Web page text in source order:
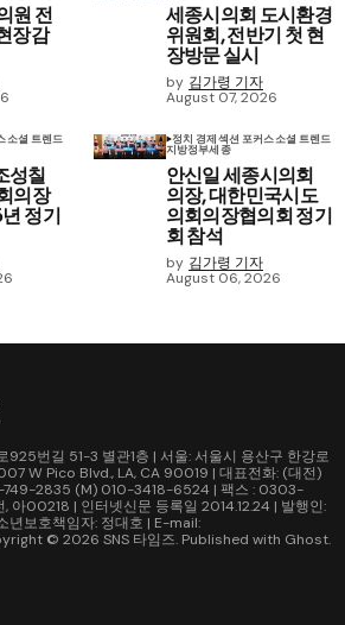
원 전
장감
세종시의회 도시환경
위원회, 전반기 첫 현
장방문 실시
by 김가령 기자
August 07, 2026
소셜 트렌드
성칠
의장
정기
정치 경제섹션 포커스소셜 트렌드
지방정부세종
안신일 세종시의회
의장, 대한민국시도
의회의장협의회 정기
회 참석
by 김가령 기자
August 06, 2026
925번길 51-3 별관1층 | 서울: 서울시 용산구 한강로
W Pico Blvd., LA, CA 90019 | 대표전화: (대전)
2835 (M) 010-3418-6524 | 팩스 : 0303-
아00218 | 인터넷신문 등록일 2014.12.24 | 발행인:
년보호책임자: 정대호 | E-mail:
© 2026 SNS 타임즈. Published with Ghost.